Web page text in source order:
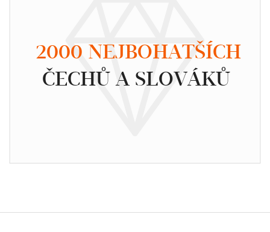
2000 NEJBOHATŠÍCH
ČECHŮ A SLOVÁKŮ